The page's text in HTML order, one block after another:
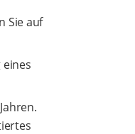
Sie auf